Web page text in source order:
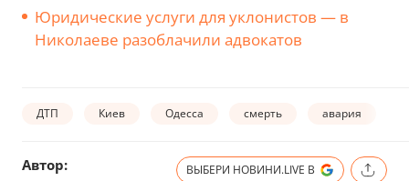
Юридические услуги для уклонистов — в
Николаеве разоблачили адвокатов
ДТП Киев Одесса смерть авария
Автор: ВЫБЕРИ НОВИНИ.LIVE В